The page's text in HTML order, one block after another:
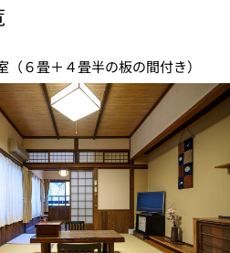
６畳＋４畳半の板の間付き）